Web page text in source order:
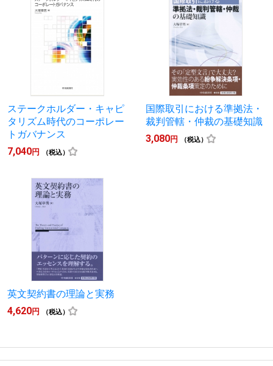
ステークホルダー・キャピ
タリズム時代のコーポレー
トガバナンス
7,040円 （税込）
国際取引における準拠法・
裁判管轄・仲裁の基礎知識
3,080円 （税込）
英文契約書の理論と実務
4,620円 （税込）